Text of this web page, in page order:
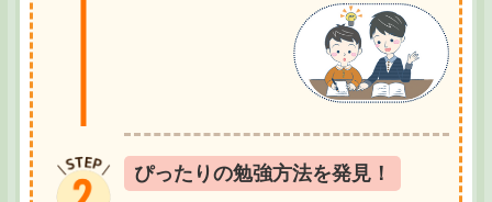
ぴったりの勉強方法を発見！